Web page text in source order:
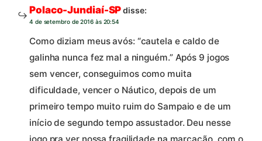
Polaco-Jundiaí-SPdisse:
4 de setembro de 2016 às 20:54
Como diziam meus avós: “cautela e caldo de
galinha nunca fez mal a ninguém.” Após 9 jogos
sem vencer, conseguimos como muita
dificuldade, vencer o Náutico, depois de um
primeiro tempo muito ruim do Sampaio e de um
início de segundo tempo assustador. Deu nesse